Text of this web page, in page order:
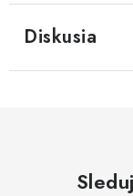
Diskusia